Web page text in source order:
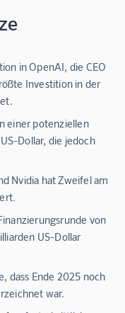
in OpenAI, die CEO
Investition in der
einer potenziellen
Dollar, die jedoch
Nvidia hat Zweifel am
von
US-Dollar
dass Ende 2025 noch
war.